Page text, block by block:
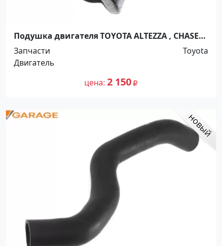
Подушка двигателя TOYOTA ALTEZZA , CHASER
, CRESTA , CROWN , MARK2 , PROGRES ,VEROSSA
1JZGE / 1GFE / 2JZGE Краснодар
Запчасти
Toyota
Двигатель
цена 2 150